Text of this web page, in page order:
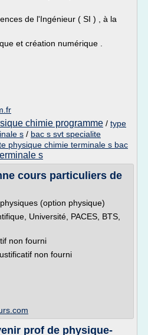
de l'Ingénieur ( SI ) , à la
et création numérique .
chimie programme / type
s / bac s svt specialite
physique chimie terminale s bac
s
cours particuliers de
(option physique)
Université, PACES, BTS,
non fourni
non fourni
prof de physique-